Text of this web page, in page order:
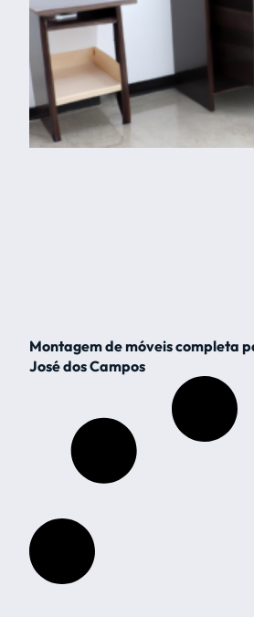
Montagem de móveis completa
José dos Campos